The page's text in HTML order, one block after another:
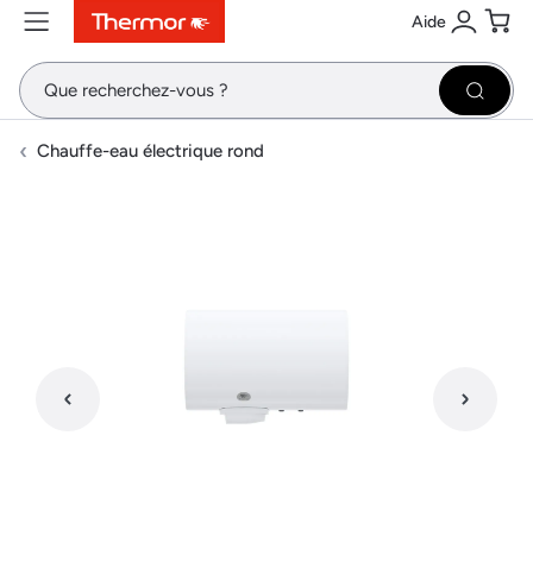
ContenuMenuRecherche Aide
Se
Chauffe-eau électrique rond